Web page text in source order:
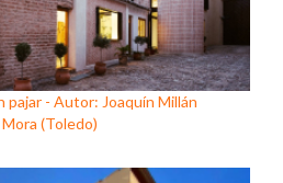
pajar - Autor: Joaquín Millán
(Toledo)